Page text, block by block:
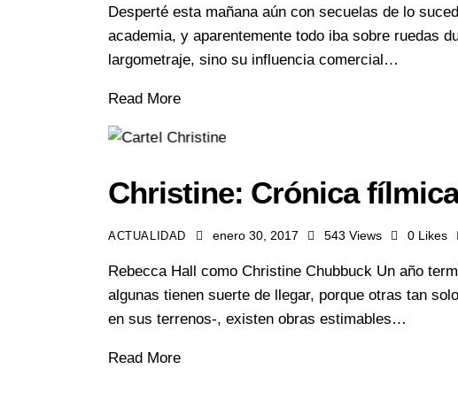
Desperté esta mañana aún con secuelas de lo
academia, y aparentemente todo iba sobre ruedas
largometraje, sino su influencia comercial…
Read More
Christine: Crónica
ACTUALIDAD enero 30, 2017 543 Views 0 Likes
Rebecca Hall como Christine Chubbuck Un año
algunas tienen suerte de llegar, porque otras tan
en sus terrenos-, existen obras estimables…
Read More